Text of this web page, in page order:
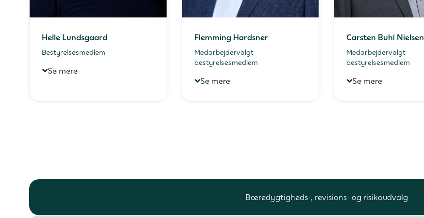
Helle Lundsgaard
Bestyrelsesmedlem
Se mere
Flemming Hardsner
Medarbejdervalgt
bestyrelsesmedlem
Se mere
Carsten Buhl Nielsen
Medarbejdervalgt
bestyrelsesmedlem
Se mere
Bæredygtigheds-, revisions- og risikoudvalg